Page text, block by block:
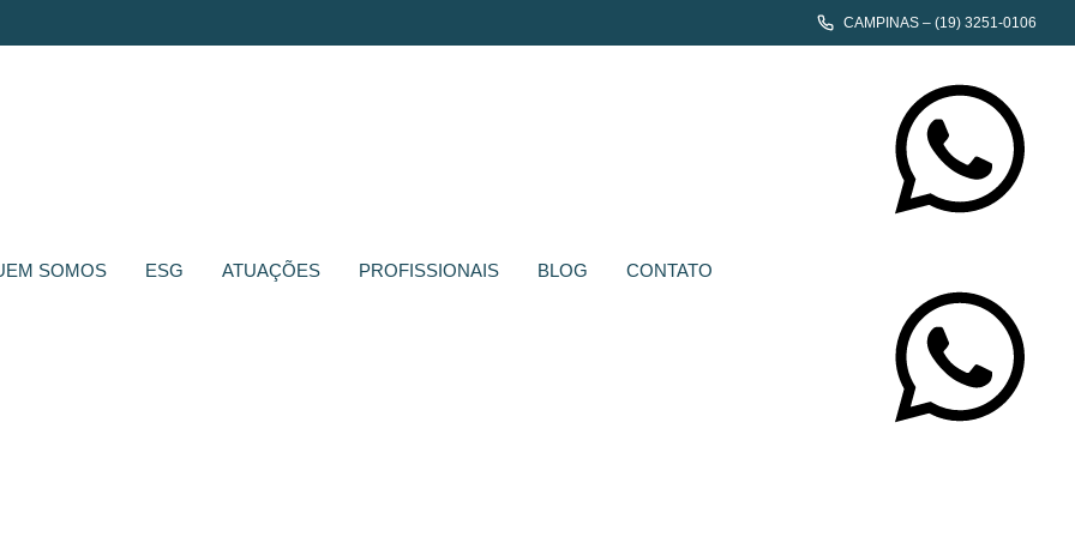
CAMPINAS – (19) 3251-0106
SOMOS ESG ATUAÇÕES PROFISSIONAIS BLOG CONTATO